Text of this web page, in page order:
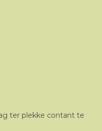
ter plekke contant te